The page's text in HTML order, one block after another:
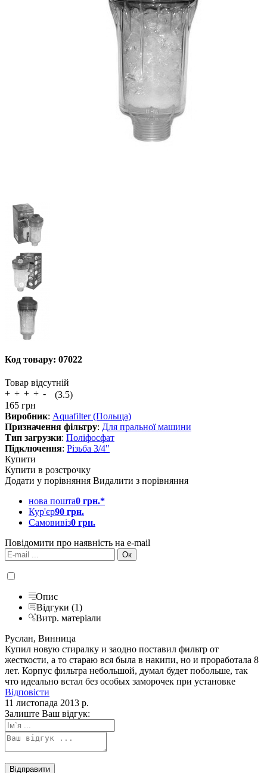
Код товару: 07022
Товар відсутній
(3.5)
165 грн
Виробник: Aquafilter (Польща)
Призначення фільтру: Для пральної машини
Тип загрузки: Поліфосфат
Підключення: Різьба 3/4"
Купити
Купити в розстрочку
Додати у порівняння Видалити з порівняння
нова пошта0 грн.*
Кур'єр90 грн.
Самовивіз0 грн.
Повідомити про наявність на e-mail
Опис
Відгуки (1)
Витр. матеріали
Руслан, Винница
Купил новую стиралку и заодно поставил фильтр от
жесткости, а то стараю вся была в накипи, но и проработала 8
лет. Корпус фильтра небольшой, думал будет побольше, так
что идеально встал без особых заморочек при установке
Відповісти
11 листопада 2013 р.
Залиште Ваш відгук: